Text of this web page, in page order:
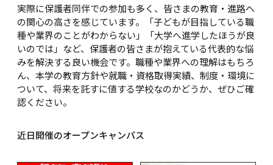
て、グループ校の授業を選択できる「学学連携授業」
を実施しています。 自分の専門以外の科目も学ぶこ
とで、スペシャリストに通じる応用力を養い、就職戦
線を勝ち抜き、即戦力として働くための自信につな
がります。
ました。MACの会は、卒業生たちが着実な前進をす
るために必要な、相互援助協力機関です。
MAC（MODE ACADEMY CLUB）は結束の要であり、
機関誌を通じての情報交換、特別講義の聴講、学園
催事への参加など、 卒業後の優れたコミュニケーシ
ョン機関として活動をしています。また、卒業生全
員の中から、その年度に最も活躍した卒業生に対
し、 「MAC大賞」（副賞50万円）を授与していま
す。
活躍するモード学園の卒業生「CROSS MODE（ク
グローバルネットワーク環境
パリ、ローマ、ロンドン卒業旅行
学園生活の最後を飾るパリ、ローマへの卒業旅行も
教育の一環です。ファッションや芸術の歴史と伝統
に触れることは、国際人としてのより豊かな感性を
養い、社会へと羽ばたく卒業生に、大きな勇気と夢
を与えてくれます。また、ヘア・メイクアーティスト
な成果をあげることが可能です。私たちは、常に独
自のスタンスで、より良い教育環境を創るよう努力
しています。
どの「学資融資制度」。日本学生支援機構やモード
学園独自の「奨学金制度」。働きながら学ぼうとす
る学生をサポートする「勤労学生支援制度」など、
入学希望者が、経済的な理由で勉学を断念すること
のないよう、ひとり１人のニーズにあった学費援助
を実現しています。
奨学金・学費サポート
寮・アパート・マンション サポートシステム
れ勉学をする学生にとって、一番の問題は住居です。
実際に保護者同伴での参加も多く、皆さまの教育・進路へ
の関心の高さを感じています。「子どもが目指している職
種や業界のことがわからない」「大学へ進学したほうが良
いのでは」など、保護者の皆さまが抱えている代表的な悩
みを解決する良い機会です。職種や業界への理解はもちろ
ん、本学の教育方針や就職・資格取得実績、制度・環境に
ついて、将来を託すに値する学校なのかどうか、ぜひご確
認ください。
近日開催のオープンキャンパス